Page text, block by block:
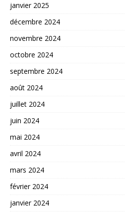
janvier 2025
décembre 2024
novembre 2024
octobre 2024
septembre 2024
août 2024
juillet 2024
juin 2024
mai 2024
avril 2024
mars 2024
février 2024
janvier 2024